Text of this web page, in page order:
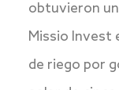
obtuvieron
Missio Invest
de riego por